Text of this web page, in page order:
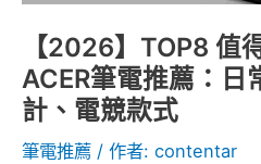
【2026】TOP8 值
ACER筆電推薦：日
計、電競款式
筆電推薦 / 作者: contentar
碁
ACER
筆
電
推